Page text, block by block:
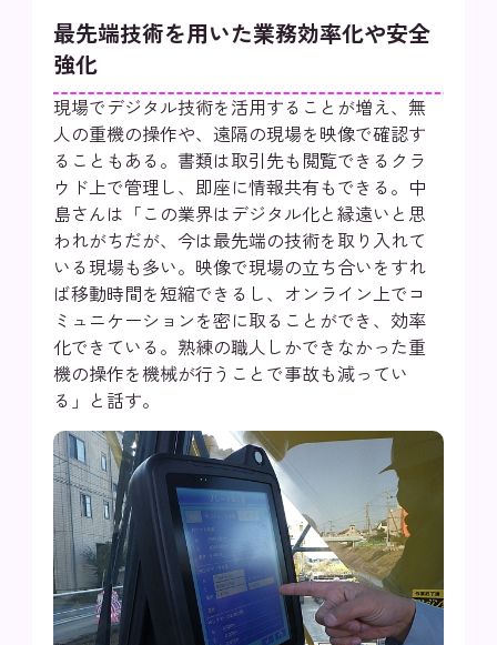
最先端技術を用いた業務効率化や安全
強化
現場でデジタル技術を活用することが増え、無
人の重機の操作や、遠隔の現場を映像で確認す
ることもある。書類は取引先も閲覧できるクラ
ウド上で管理し、即座に情報共有もできる。中
島さんは「この業界はデジタル化と縁遠いと思
われがちだが、今は最先端の技術を取り入れて
いる現場も多い。映像で現場の立ち合いをすれ
ば移動時間を短縮できるし、オンライン上でコ
ミュニケーションを密に取ることができ、効率
化できている。熟練の職人しかできなかった重
機の操作を機械が行うことで事故も減ってい
る」と話す。